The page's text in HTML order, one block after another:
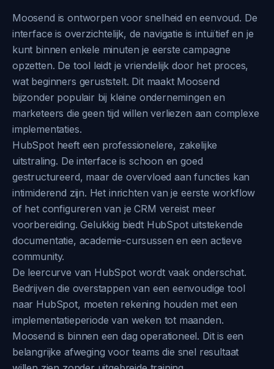
Moosend is ontworpen voor snelheid en eenvoud. De
interface is overzichtelijk, de navigatie is intuïtief en je
kunt binnen enkele minuten je eerste campagne
opzetten. De tool leidt je vriendelijk door het proces,
wat beginners geruststelt. Dit maakt Moosend
bijzonder populair bij kleine ondernemingen en
marketeers die geen tijd willen verliezen aan complexe
implementaties.
HubSpot heeft een professionelere, zakelijke
uitstraling. De interface is schoon en goed
gestructureerd, maar de overvloed aan functies kan
intimiderend zijn. Het inrichten van je eerste workflow
of het configureren van je CRM vereist meer
voorbereiding. Gelukkig biedt HubSpot uitstekende
documentatie, academie-cursussen en een actieve
community.
De leercurve van HubSpot wordt vaak onderschat.
Bedrijven die overstappen van een eenvoudige tool
naar HubSpot, moeten rekening houden met een
implementatieperiode van weken tot maanden.
Moosend is binnen een dag operationeel. Dit is een
belangrijke afweging voor teams die snel resultaat